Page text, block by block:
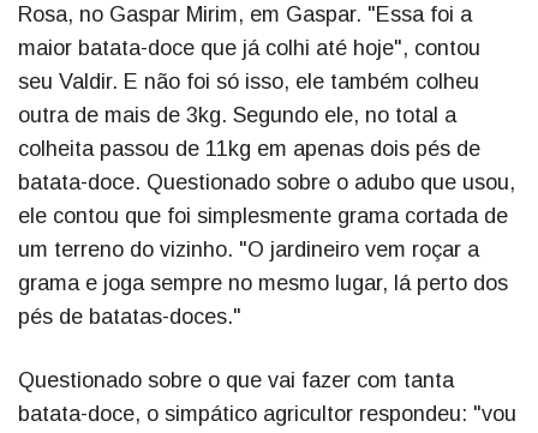
Rosa, no Gaspar Mirim, em Gaspar. "Essa foi a
maior batata-doce que já colhi até hoje", contou
seu Valdir. E não foi só isso, ele também colheu
outra de mais de 3kg. Segundo ele, no total a
colheita passou de 11kg em apenas dois pés de
batata-doce. Questionado sobre o adubo que usou,
ele contou que foi simplesmente grama cortada de
um terreno do vizinho. "O jardineiro vem roçar a
grama e joga sempre no mesmo lugar, lá perto dos
pés de batatas-doces."
Questionado sobre o que vai fazer com tanta
batata-doce, o simpático agricultor respondeu: "vou